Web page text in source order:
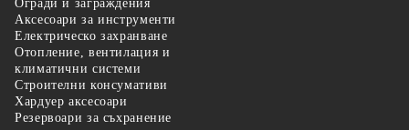
Огради и заграждения
Аксесоари за инструменти
Електрическо захранване
Отопление, вентилация и
климатични системи
Строителни консумативи
Хардуер аксесоари
Резервоари за съхранение